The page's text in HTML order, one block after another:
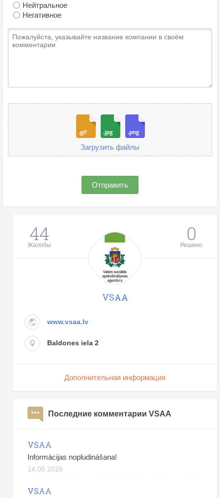
Нейтральное
Негативное
Загрузить файлы
Отправить
44
Жалобы 0
Решено
VSAA
www.vsaa.lv
Baldones iela 2
Дополнительная информация
Последние комментарии VSAA
VSAA
Informàcijas nopludinášana!
14.05.2026
VSAA